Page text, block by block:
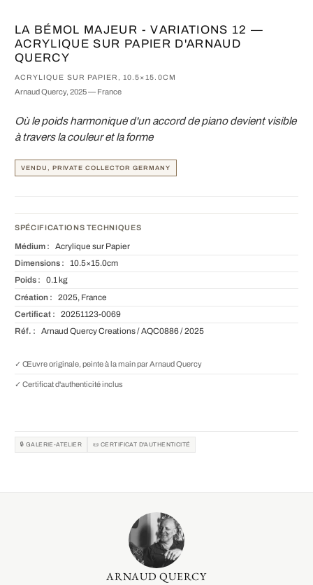
LA BÉMOL MAJEUR - VARIATIONS 12 —
ACRYLIQUE SUR PAPIER D'ARNAUD
QUERCY
ACRYLIQUE SUR PAPIER, 10.5×15.0CM
Arnaud Quercy, 2025 — France
Où le poids harmonique d'un accord de piano devient visible
à travers la couleur et la forme
VENDU, PRIVATE COLLECTOR GERMANY
SPÉCIFICATIONS TECHNIQUES
Médium : Acrylique sur Papier
Dimensions : 10.5×15.0cm
Poids : 0.1 kg
Création : 2025, France
Certificat : 20251123-0069
Réf. : Arnaud Quercy Creations / AQC0886 / 2025
✓ Œuvre originale, peinte à la main par Arnaud Quercy
✓ Certificat d'authenticité inclus
🔒 GALERIE-ATELIER 📜 CERTIFICAT D'AUTHENTICITÉ
ARNAUD QUERCY